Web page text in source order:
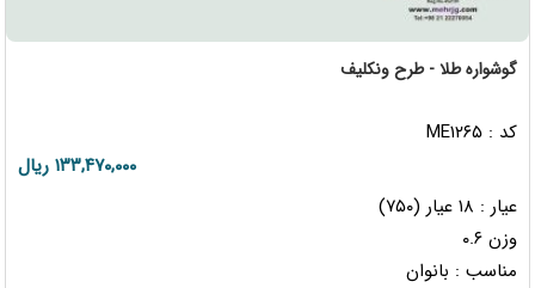
گوشواره طلا - طرح ونکلیف
کد : ME۱۲۶۵
۱۳۳,۴۷۰,۰۰۰ ریال
عیار : ۱۸ عیار (۷۵۰)
وزن ۰.۶
مناسب : بانوان